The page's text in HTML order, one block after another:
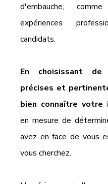
d'embauche,
expériences
candidats.
En choisissant
précises et
bien connaître votre
en mesure de
avez en face de vous
vous cherchez.